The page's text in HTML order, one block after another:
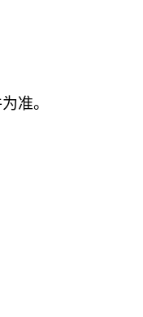
准。